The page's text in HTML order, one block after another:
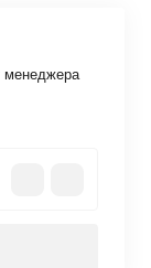
менеджера